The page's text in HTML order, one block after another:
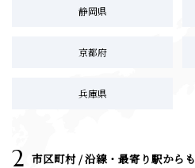
静岡県
京都府
兵庫県
2 市区町村 / 沿線・最寄り駅からも